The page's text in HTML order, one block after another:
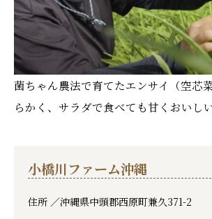
菌ちゃん農法で育てたエンサイ（空芯
らかく、サラダで食べても甘くおいし
小橋川ファーム沖縄
住所 ／沖縄県中頭郡西原町兼久371-2